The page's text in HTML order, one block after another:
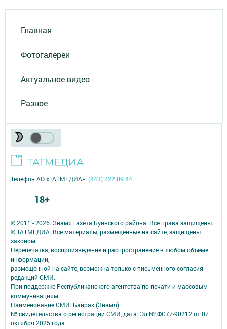
Главная
Фотогалереи
Актуальное видео
Разное
© 2011 - 2026. Знамя газета Буинского района. Все права защищены.
© ТАТМЕДИА. Все материалы, размещенные на сайте, защищены
законом.
Перепечатка, воспроизведение и распространение в любом объеме
информации,
размещенной на сайте, возможна только с письменного согласия
редакций СМИ.
При поддержке Республиканского агентства по печати и массовым
коммуникациям.
Наименование СМИ: Байрак (Знамя)
№ свидетельства о регистрации СМИ, дата: Эл № ФС77-90212 от 07
октября 2025 года
Телефон АО «ТАТМЕДИА»:(843) 222 09 84
18+